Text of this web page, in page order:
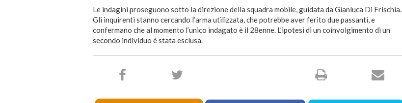
Le indagini proseguono sotto la direzione della squadra mobile, guidata da Gianluca Di Frischia.
Gli inquirenti stanno cercando l’arma utilizzata, che potrebbe aver ferito due passanti, e
confermano che al momento l’unico indagato è il 28enne. L’ipotesi di un coinvolgimento di un
secondo individuo è stata esclusa.